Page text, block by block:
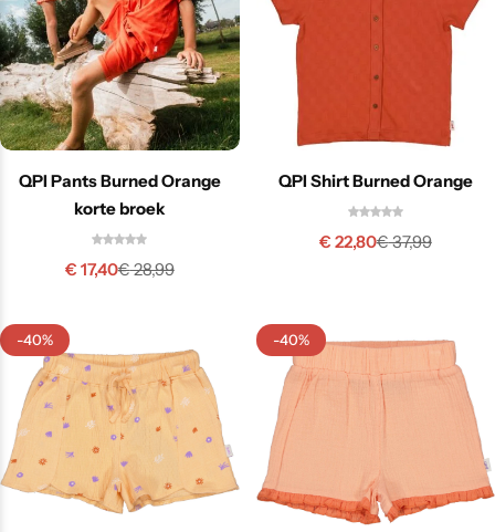
QPI Pants Burned Orange
korte broek
€28,99
€ 17,40
QPI Shirt Burned Orange
€37,99
€ 22,80
-40% -40%